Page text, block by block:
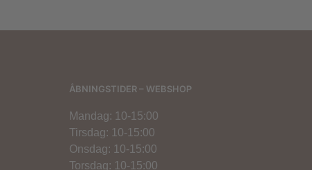
ÅBNINGSTIDER – WEBSHOP
Mandag: 10-15:00
Tirsdag: 10-15:00
Onsdag: 10-15:00
Torsdag: 10-15:00